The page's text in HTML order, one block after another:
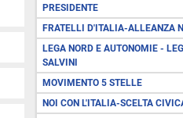
PRESIDENTE
FRATELLI D'ITALIA-ALLEANZA
LEGA NORD E AUTONOMIE -
SALVINI
MOVIMENTO 5 STELLE
NOI CON L'ITALIA-SCELTA